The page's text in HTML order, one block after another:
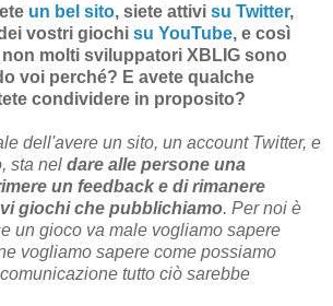
un bel sito, siete attivi su Twitter,
vostri giochi su YouTube, e così
molti sviluppatori XBLIG sono
voi perché? E avete qualche
condividere in proposito?
dell'avere un sito, un account Twitter, e
sta nel dare alle persone una
un feedback e di rimanere
giochi che pubblichiamo. Per noi è
un gioco va male vogliamo sapere
vogliamo sapere come possiamo
tutto ciò sarebbe